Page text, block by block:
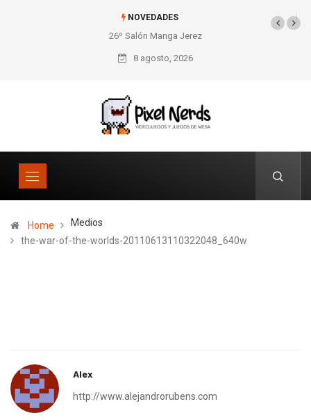
NOVEDADES
26º Salón Manga Jerez
8 agosto, 2026
Home
Medios
the-war-of-the-worlds-20110613110322048_640w
Alex
http://www.alejandrorubens.com